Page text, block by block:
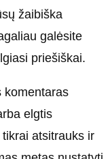
žaibiška
galėsite
priešiškai.
komentaras
elgtis
atsitrauks ir